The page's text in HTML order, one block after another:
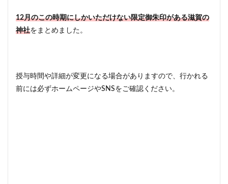
12月のこの時期にしかいただけない限定御朱印がある滋賀の
神社をまとめました。
授与時間や詳細が変更になる場合がありますので、行かれる
前には必ずホームページやSNSをご確認ください。